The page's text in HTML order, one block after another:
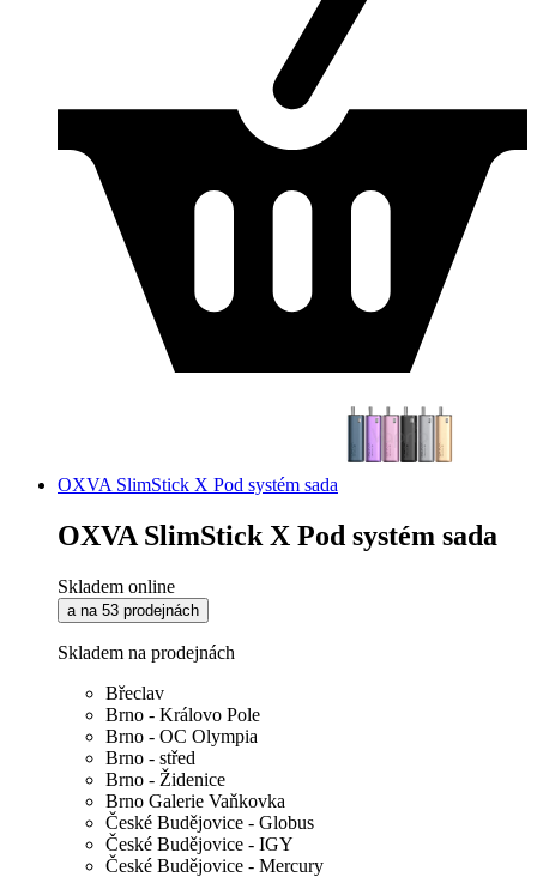
OXVA SlimStick X Pod systém sada
OXVA SlimStick X Pod systém sada
Skladem online
a na 53 prodejnách
Skladem na prodejnách
Břeclav
Brno - Královo Pole
Brno - OC Olympia
Brno - střed
Brno - Židenice
Brno Galerie Vaňkovka
České Budějovice - Globus
České Budějovice - IGY
České Budějovice - Mercury